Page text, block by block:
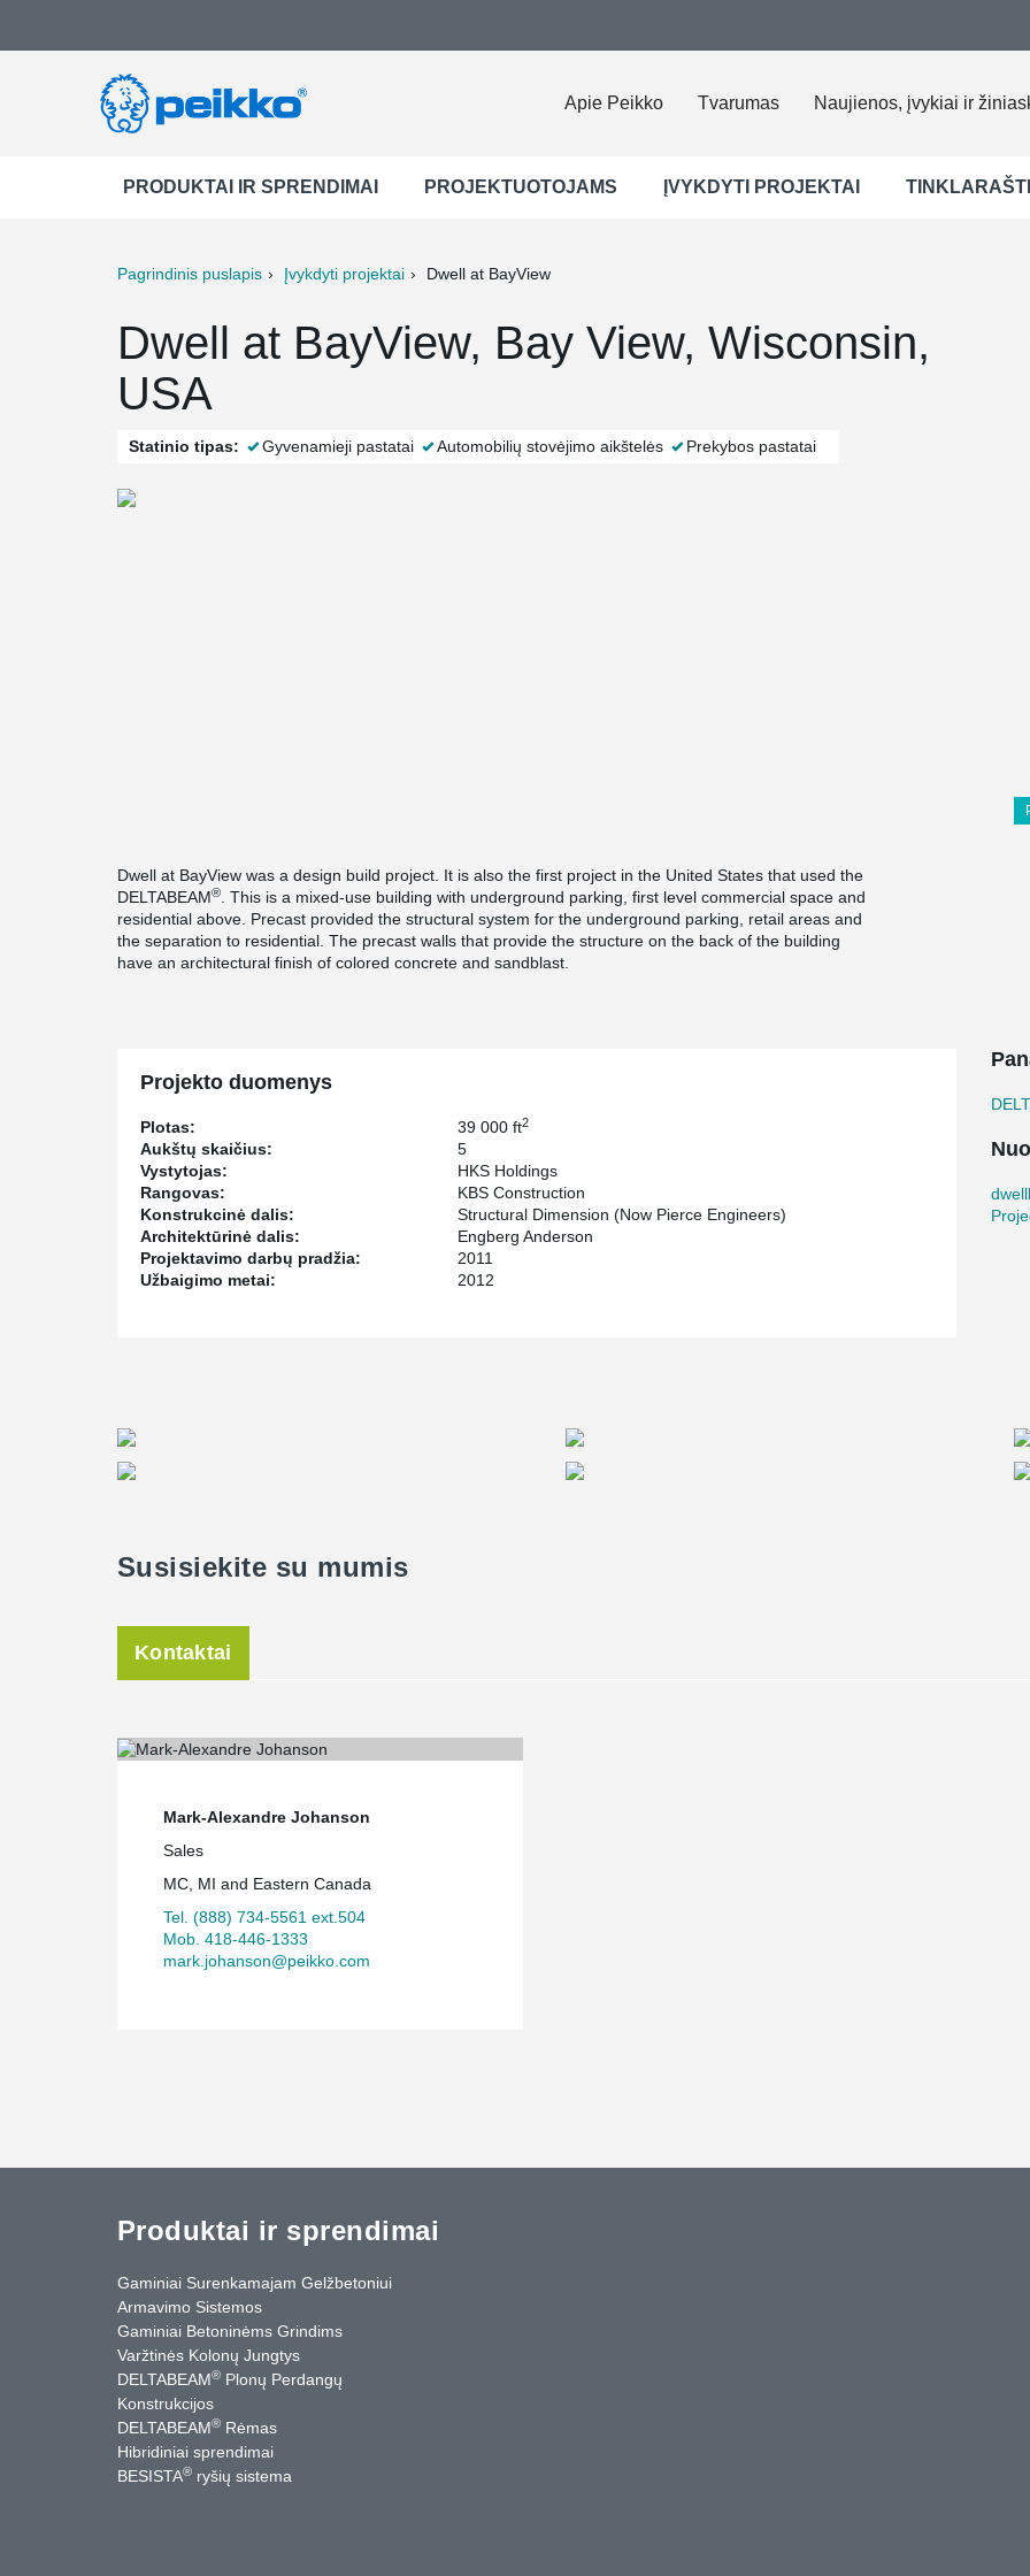
Apie Peikko Tvarumas Naujienos, įvykiai ir
PRODUKTAI IR SPRENDIMAI PROJEKTUOTOJAMS ĮVYKDYTI PROJEKTAI
Pagrindinis puslapis Įvykdyti projektai Dwell at BayView
Dwell at BayView, Bay View, Wisconsin,
USA
Statinio tipas: Gyvenamieji pastatai Automobilių stovėjimo aikštelės Prekybos pastatai
Dwell at BayView was a design build project. It is also the first project in the United States that used the
DELTABEAM®
. This is a mixed-use building with underground parking, first level commercial space and
residential above. Precast provided the structural system for the underground parking, retail areas and
the separation to residential. The precast walls that provide the structure on the back of the building
have an architectural finish of colored concrete and sandblast.
Projekto duomenys
Plotas: 39 000 ft2
Aukštų skaičius:
5
Vystytojas:
HKS Holdings
Rangovas:
KBS Construction
Konstrukcinė dalis:
Structural Dimension (Now Pierce Engineers)
Architektūrinė dalis:
Engberg Anderson
Projektavimo darbų pradžia:
2011
Užbaigimo metai:
2012
Susisiekite su mumis
Kontaktai
Mark-Alexandre Johanson
Sales
MC, MI and Eastern Canada
Tel. (888) 734-5561 ext.504
Mob. 418-446-1333
mark.johanson@peikko.com
Produktai ir sprendimai
Gaminiai Surenkamajam Gelžbetoniui
Armavimo Sistemos
Gaminiai Betoninėms Grindims
Varžtinės Kolonų Jungtys
DELTABEAM® Plonų Perdangų
Konstrukcijos
DELTABEAM® Rėmas
Hibridiniai sprendimai
BESISTA® ryšių sistema